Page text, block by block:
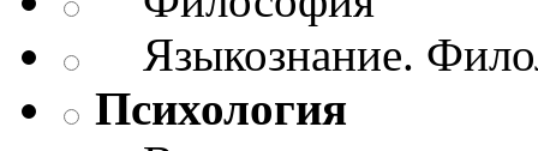
Языкознание.
Психология